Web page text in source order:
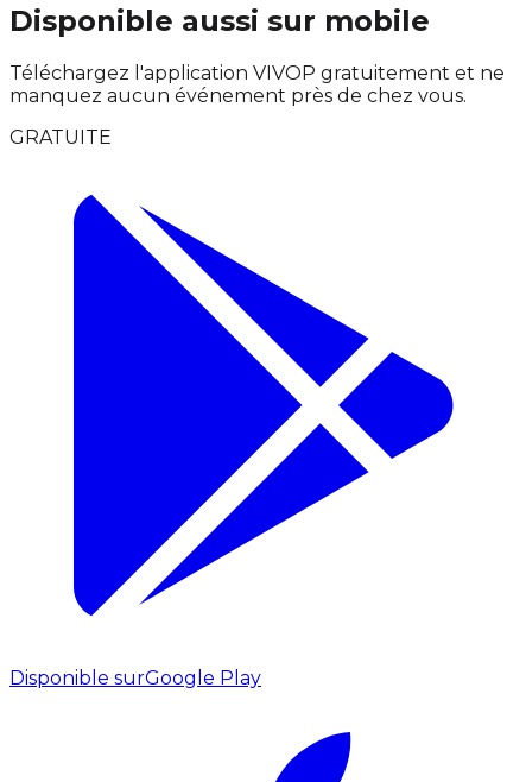
Disponible aussi sur mobile
Téléchargez l'application VIVOP gratuitement et ne
manquez aucun événement près de chez vous.
GRATUITE
Disponible surGoogle Play